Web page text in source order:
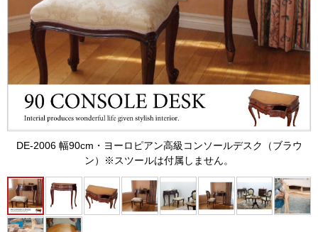
DE-2006 幅90cm・ヨーロピアン高級コンソールデスク（ブラウ
ン）※スツールは付属しません。